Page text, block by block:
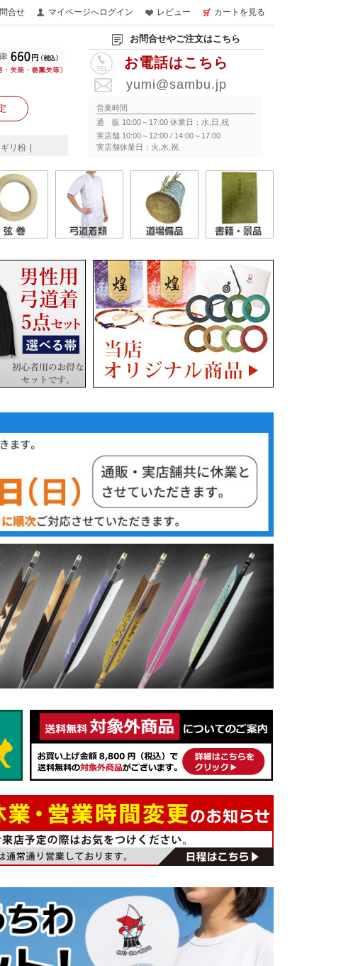
合せ マイページへログイン レビュー カートを見る
ギリ粉
お問合せやご注文はこちら
お電話はこちら
yumi@sambu.jp
営業時間
通 販 10:00～17:00 休業日：水,日,祝
実店舗 10:00～12:00 / 14:00～17:00
実店舗休業日：火,水,祝